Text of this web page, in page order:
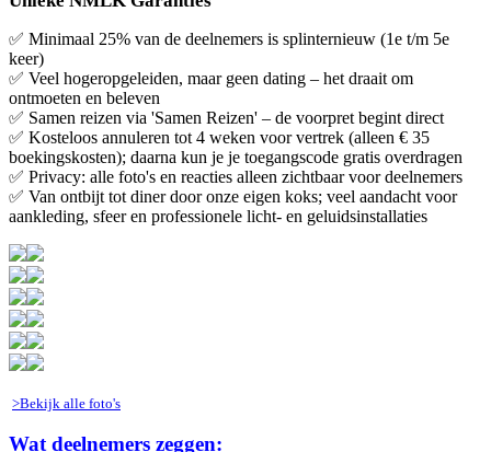
✅ Minimaal 25% van de deelnemers is splinternieuw (1e t/m 5e
keer)
✅ Veel hogeropgeleiden, maar geen dating – het draait om
ontmoeten en beleven
✅ Samen reizen via 'Samen Reizen' – de voorpret begint direct
✅ Kosteloos annuleren tot 4 weken voor vertrek (alleen € 35
boekingskosten); daarna kun je je toegangscode gratis overdragen
✅ Privacy: alle foto's en reacties alleen zichtbaar voor deelnemers
✅ Van ontbijt tot diner door onze eigen koks; veel aandacht voor
aankleding, sfeer en professionele licht- en geluidsinstallaties
>Bekijk alle foto's
Wat deelnemers zeggen: